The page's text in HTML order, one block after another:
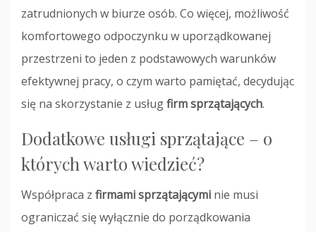
zatrudnionych w biurze osób. Co więcej, możliwość
komfortowego odpoczynku w uporządkowanej
przestrzeni to jeden z podstawowych warunków
efektywnej pracy, o czym warto pamiętać, decydując
się na skorzystanie z usługfirm sprzątających.
Dodatkowe usługi sprzątające – o
których warto wiedzieć?
Współpraca z firmami sprzątającymi nie musi
ograniczać się wyłącznie do porządkowania